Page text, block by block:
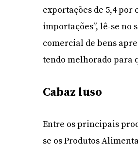
exportações de 5,4 por
importações”, lê-se no
comercial de bens
tendo melhorado para
Cabaz luso
Entre os principais
se os Produtos